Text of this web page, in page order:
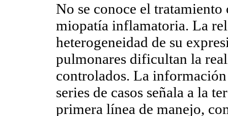
No se conoce el
miopatía inflamatoria. La
heterogeneidad de su
pulmonares dificultan la
controlados. La
series de casos señala a la
primera línea de manejo,